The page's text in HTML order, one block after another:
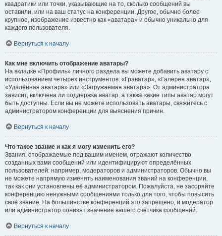
квадратики или точки, указывающие на то, сколько сообщений вы
оставили, или на ваш статус на конференции. Другое, обычно более
крупное, изображение известно как «аватара» и обычно уникально для
каждого пользователя.
Вернуться к началу
Как мне включить отображение аватары?
На вкладке «Профиль» личного раздела вы можете добавить аватару с
использованием четырёх инструментов: «Граватар», «Галерея аватар»,
«Удалённая аватара» или «Загружаемая аватара». От администратора
зависит, включена ли поддержка аватар, а также какие типы аватар могут
быть доступны. Если вы не можете использовать аватары, свяжитесь с
администратором конференции для выяснения причин.
Вернуться к началу
Что такое звание и как я могу изменить его?
Звания, отображаемые под вашим именем, отражают количество
созданных вами сообщений или идентифицируют определённых
пользователей: например, модераторов и администраторов. Обычно вы
не можете напрямую изменять наименования званий на конференции,
так как они установлены её администратором. Пожалуйста, не засоряйте
конференцию ненужными сообщениями только для того, чтобы повысить
своё звание. На большинстве конференций это запрещено, и модератор
или администратор понизят значение вашего счётчика сообщений.
Вернуться к началу